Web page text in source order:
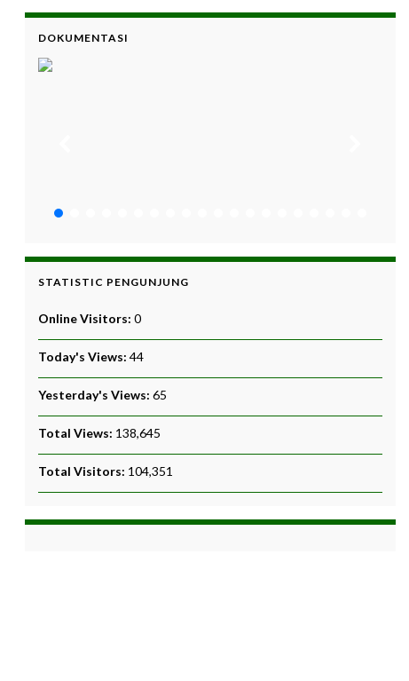
DOKUMENTASI
STATISTIC PENGUNJUNG
Online Visitors: 0
Today's Views: 44
Yesterday's Views: 65
Total Views: 138,645
Total Visitors: 104,351